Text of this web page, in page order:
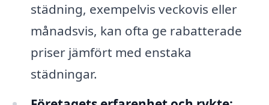
städning, exempelvis veckovis eller
månadsvis, kan ofta ge rabatterade
priser jämfört med enstaka
städningar.